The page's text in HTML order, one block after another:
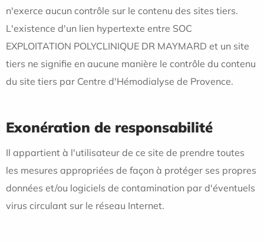
n'exerce aucun contrôle sur le contenu des sites tiers.
L'existence d'un lien hypertexte entre SOC
EXPLOITATION POLYCLINIQUE DR MAYMARD et un site
tiers ne signifie en aucune manière le contrôle du contenu
du site tiers par Centre d'Hémodialyse de Provence.
Exonération de responsabilité
Il appartient à l'utilisateur de ce site de prendre toutes
les mesures appropriées de façon à protéger ses propres
données et/ou logiciels de contamination par d'éventuels
virus circulant sur le réseau Internet.